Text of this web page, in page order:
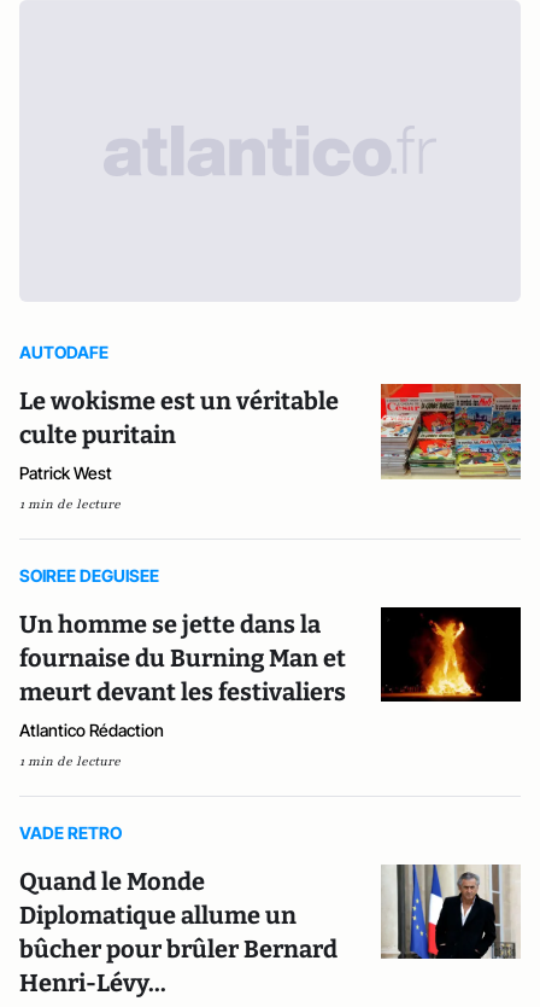
AUTODAFE
Le wokisme est un véritable
culte puritain
Patrick West
1 min de lecture
SOIREE DEGUISEE
Un homme se jette dans la
fournaise du Burning Man et
meurt devant les festivaliers
Atlantico Rédaction
1 min de lecture
VADE RETRO
Quand le Monde
Diplomatique allume un
bûcher pour brûler Bernard
Henri-Lévy...